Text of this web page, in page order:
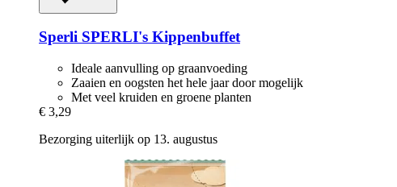
Sperli SPERLI's Kippenbuffet
Ideale aanvulling op graanvoeding
Zaaien en oogsten het hele jaar door mogelijk
Met veel kruiden en groene planten
€ 3,29
Bezorging uiterlijk op 13. augustus